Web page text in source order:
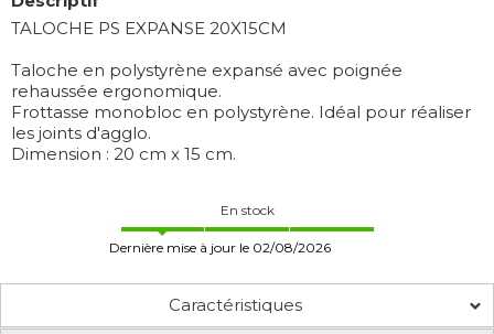
TALOCHE PS EXPANSE 20X15CM
Taloche en polystyrène expansé avec poignée
rehaussée ergonomique.
Frottasse monobloc en polystyrène. Idéal pour réaliser
les joints d'agglo.
Dimension : 20 cm x 15 cm.
En stock
Dernière mise à jour le 02/08/2026
Caractéristiques